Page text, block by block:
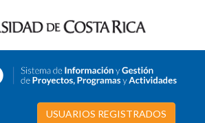
USUARIOS REGISTRADOS